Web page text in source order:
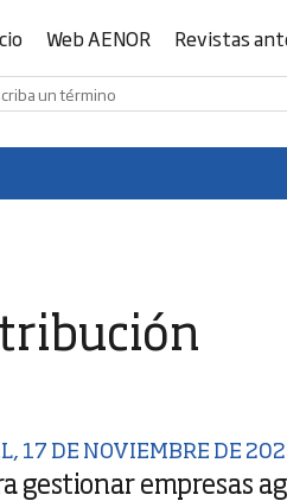
Web AENOR Revistas
17 DE NOVIEMBRE DE
gestionar empresas